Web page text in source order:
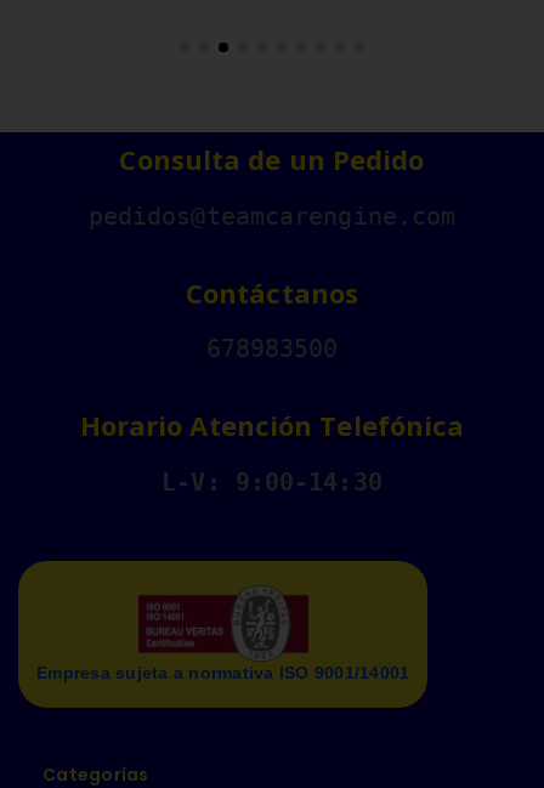
Consulta de un Pedido
pedidos@teamcarengine.com
Contáctanos
678983500
Horario Atención Telefónica
L-V: 9:00-14:30
Empresa sujeta a normativa ISO 9001/14001
Categorías